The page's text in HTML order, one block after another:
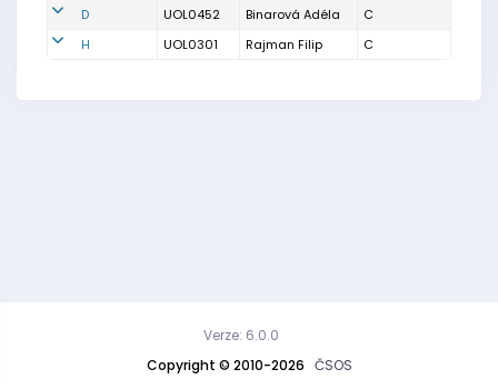
D UOL0452 Binarová Adéla
C
H
UOL0301 Rajman Filip C
Copyright © 2010-2026 ČSOS
Verze: 6.0.0